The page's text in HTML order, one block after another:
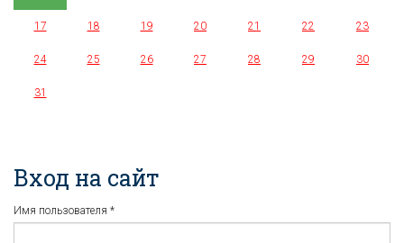
17 18 19 20 21 22 23
24 25 26 27 28 29 30
31
Вход на сайт
Имя пользователя *